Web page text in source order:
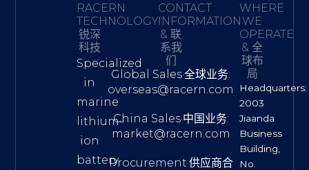
RACERN
TECHNOLOGY·
锐深
科技
Specialized
in
marine
lithium-
ion
battery
CONTACT
INFORMATION
& 联
系我
们
Global Sales·全球业务:
overseas@racern.com
China Sales·中国业务:
market@racern.com
Procurement·供应商合
WHERE
WE
OPERATE
& 全
球布
局
Headquarters:
2003
Jiaanda
Business
Building,
No.